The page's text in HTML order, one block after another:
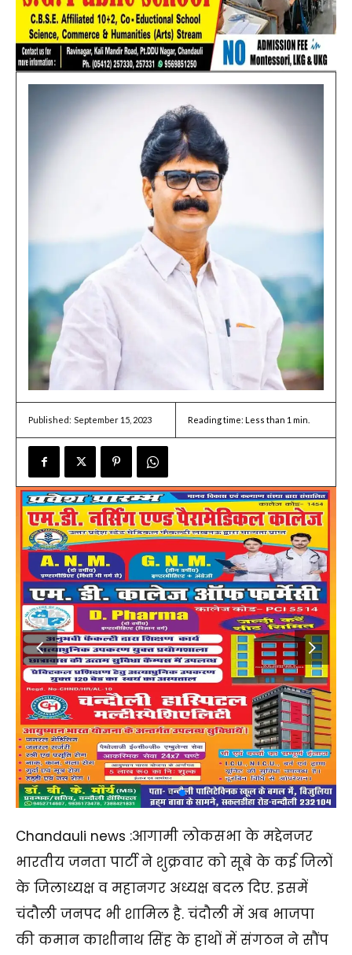
Published: September 15, 2023 Reading time: Less than 1 min.
Chandauli news :आगामी लोकसभा के मद्देनजर
भारतीय जनता पार्टी ने शुक्रवार को सूबे के कई जिलों
के जिलाध्यक्ष व महानगर अध्यक्ष बदल दिए. इसमें
चंदौली जनपद भी शामिल है. चंदौली में अब भाजपा
की कमान काशीनाथ सिंह के हाथों में संगठन ने सौंप